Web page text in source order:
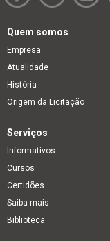
Quem somos
Empresa
Atualidade
História
Origem da Licitação
Serviços
Informativos
Cursos
Certidões
Saiba mais
Biblioteca